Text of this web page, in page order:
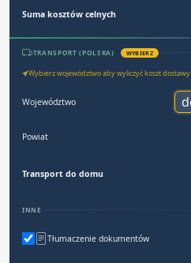
Suma kosztów celnych
TRANSPORT (POLSKA) WYBIERZ
Wybierz województwo aby wyliczyć koszt dostawy
Województwo
Powiat
Transport do domu
INNE
Tłumaczenie dokumentów